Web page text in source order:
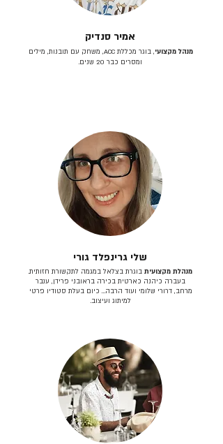
אמיר סנדיק
מנהל מקצועי
, בוגר מכללת ACC, משחק עם תובנות, מילים
ומסרים כבר 20 שנים.
שלי גרינפלד גורי
מנהלת מקצועית בוגרת בצלאל במגמה לתקשורת חזותית.
בעברה כיהנה כארטית בכירה בראובני פרידן, ענבר
מרחב, דרורי שלומי ועוד הרבה… כיום בעלת סטודיו פרטי
למיתוג ועיצוב.